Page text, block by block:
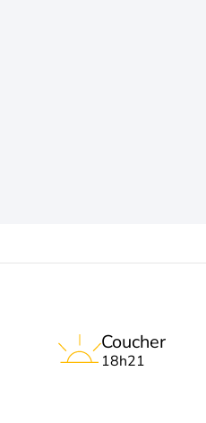
Coucher
18h21